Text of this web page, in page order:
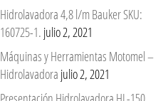
Hidrolavadora 4,8 l/m Bauker SKU:
160725-1. julio 2, 2021
Máquinas y Herramientas Motomel –
Hidrolavadora julio 2, 2021